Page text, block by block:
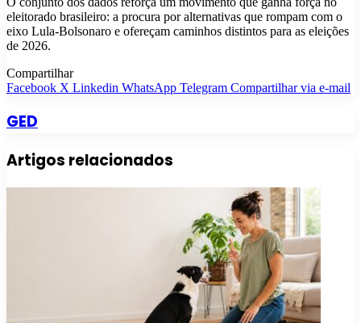
eleitorado brasileiro: a procura por alternativas que rompam com o
eixo Lula-Bolsonaro e ofereçam caminhos distintos para as eleições
de 2026.
Compartilhar
Facebook X Linkedin WhatsApp Telegram Compartilhar via e-mail
GED
Artigos relacionados